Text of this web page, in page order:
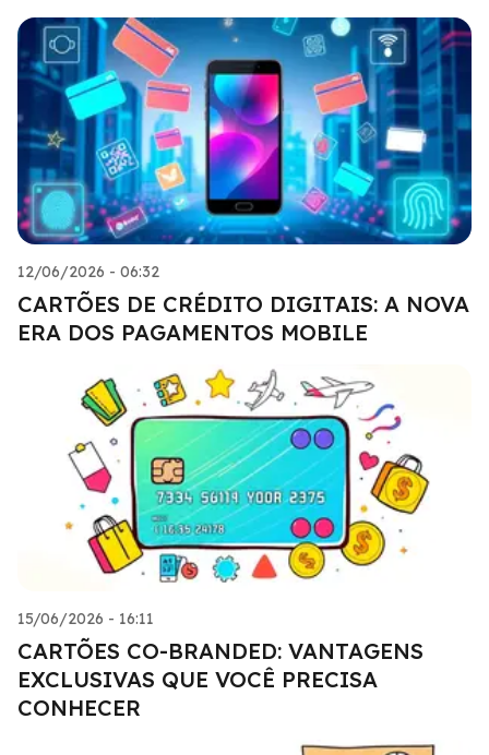
12/06/2026 - 06:32
CARTÕES DE CRÉDITO DIGITAIS: A NOVA
ERA DOS PAGAMENTOS MOBILE
15/06/2026 - 16:11
CARTÕES CO-BRANDED: VANTAGENS
EXCLUSIVAS QUE VOCÊ PRECISA
CONHECER